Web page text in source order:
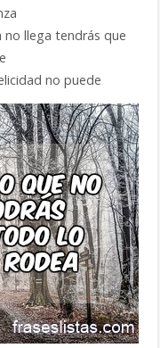
no llega tendrás que
no puede